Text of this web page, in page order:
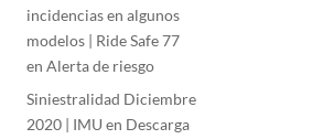
incidencias en algunos
modelos | Ride Safe 77
enAlerta de riesgo
Siniestralidad Diciembre
2020 | IMU en Descarga